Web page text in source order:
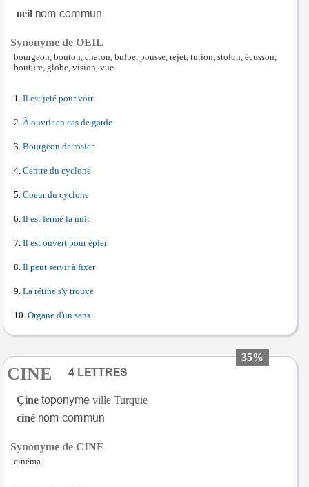
oeil
Synonyme de OEIL
bourgeon, bouton, chaton, bulbe, pousse, rejet, turion, stolon, écusson,
bouture, globe, vision, vue.
Il est jeté pour voir
À ouvrir en cas de garde
Bourgeon de rosier
Centre du cyclone
Coeur du cyclone
Il est fermé la nuit
Il est ouvert pour épier
Il peut servir à fixer
La rétine s'y trouve
Organe d'un sens
35%
CINE
Çine
ville Turquie
ciné
Synonyme de CINE
cinéma.